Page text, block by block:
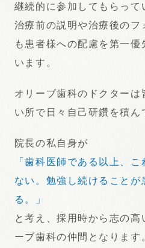
継続的に参加してもらって
治療前の説明や治療後のフ
も患者様への配慮を第一優
います。
オリーブ歯科のドクターは
い所で日々自己研鑽を積ん
院長の私自身が
「歯科医師である以上、
ない。勉強し続けることが
る。」
と考え、採用時から志の高
ーブ歯科の仲間となります